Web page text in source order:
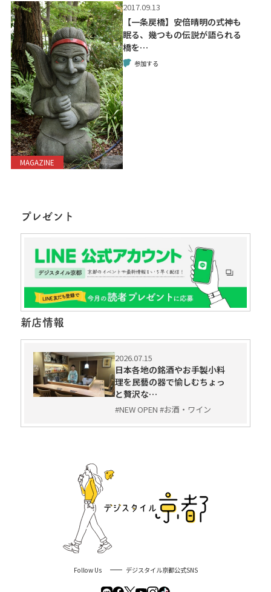
MAGAZINE
2017.09.13
【一条戻橋】安倍晴明の式神も
眠る、幾つもの伝説が語られる
橋を…
参加する
プレゼント
新店情報
2026.07.15
日本各地の銘酒やお手製小料
理を民藝の器で愉しむちょっ
と贅沢な…
#NEW OPEN #お酒・ワイン
Follow Us デジスタイル京都公式SNS